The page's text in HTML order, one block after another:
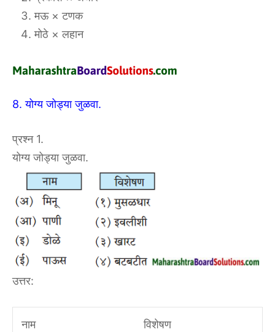
मऊ × टणक
मोठे × लहान
8. योग्य जोड्या जुळवा.
प्रश्न 1.
योग्य जोड्या जुळवा.
उत्तर:
नाम विशेषण